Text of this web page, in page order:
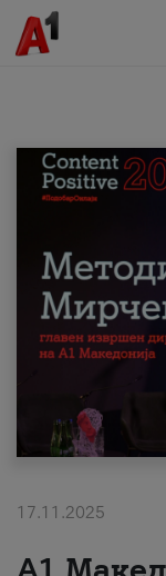
МК EN
Приватни
Поддршка
Надополни
17.11.2025